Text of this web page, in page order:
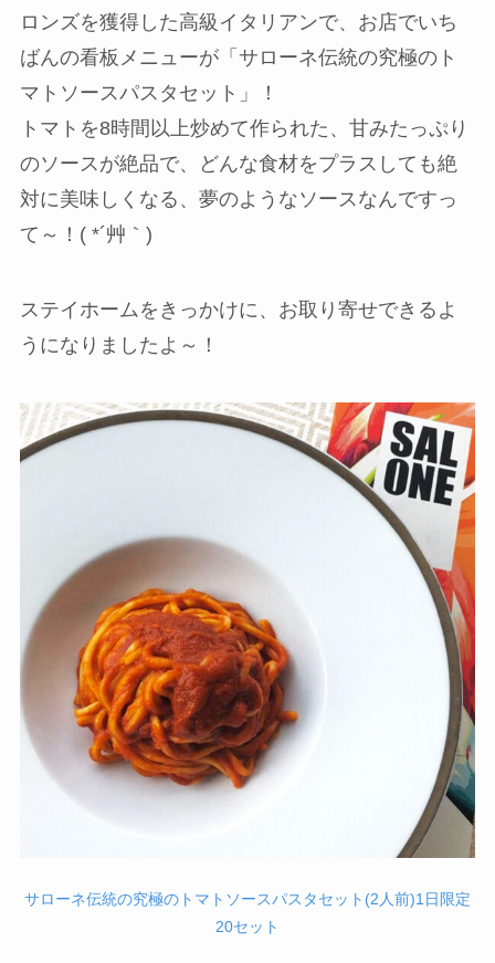
ロンズを獲得した高級イタリアンで、お店でいち
ばんの看板メニューが「サローネ伝統の究極のト
マトソースパスタセット」！
トマトを8時間以上炒めて作られた、甘みたっぷり
のソースが絶品で、どんな食材をプラスしても絶
対に美味しくなる、夢のようなソースなんですっ
て～！( *´艸｀)
ステイホームをきっかけに、お取り寄せできるよ
うになりましたよ～！
サローネ伝統の究極のトマトソースパスタセット(2人前)1日限定
20セット